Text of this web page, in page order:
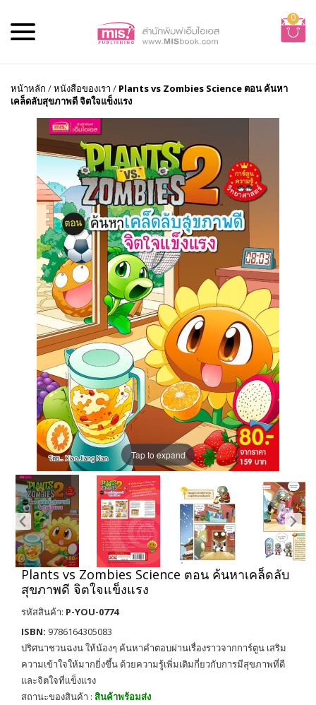
0
หน้าหลัก /หนังสือของเรา / Plants vs Zombies Science ตอน ค้นหา
เคล็ดลับสุขภาพดี จิตใจแข็งแรง
Tap to expand
Plants vs Zombies Science ตอน ค้นหาเคล็ดลับ
สุขภาพดี จิตใจแข็งแรง
รหัสสินค้า: P-YOU-0774
ISBN: 9786164305083
ปริศนาชวนฉงน ให้น้องๆ ค้นหาคำตอบผ่านเรื่องราวจากการ์ตูน เสริม
ความเข้าใจให้มากยิ่งขึ้น ด้วยความรู้เพิ่มเติมกี่ยวกับการมีสุขภาพที่ดี
และจิตใจที่เเข็งแรง
สถานะของสินค้า : สินค้าพร้อมส่ง